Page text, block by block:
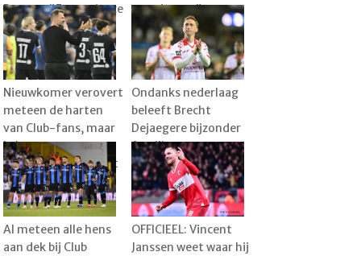
Brugge: "Een serieuze
meerwaarde"
overdreven"
Nieuwkomer verovert
meteen de harten
van Club-fans, maar
Leko weet wanneer
het pas echt goed zit
Ondanks nederlaag
beleeft Brecht
Dejaegere bijzonder
familiemoment:
"Dat was heel leuk"
Al meteen alle hens
aan dek bij Club
OFFICIEEL: Vincent
Janssen weet waar hij